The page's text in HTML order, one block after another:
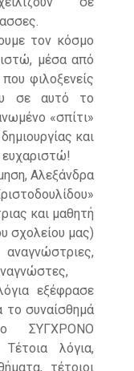
τον κόσμο
μέσα από
φιλοξενείς
σε αυτό το
«σπίτι»
και
Αλεξάνδρα
και μαθητή
σχολείου μας)
εξέφρασε
το συναίσθημά
ΣΥΓΧΡΟΝΟ
λόγια,
τέτοιοι